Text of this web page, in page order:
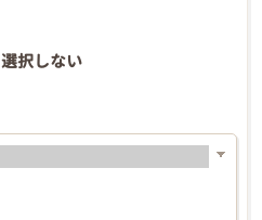
選択しない